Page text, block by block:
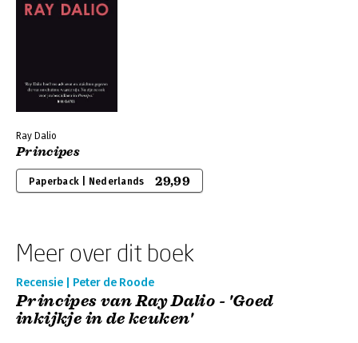
Ray Dalio
Principes
Paperback | Nederlands 29,99
Meer over dit boek
Recensie | Peter de Roode
Principes van Ray Dalio - 'Goed
inkijkje in de keuken'